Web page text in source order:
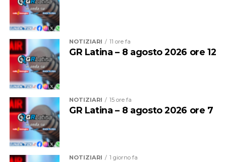
Tra le aree interessate anche Rio Martino, “sul quale
saranno realizzati interventi finalizzati alla salvaguardia
dell’arenile e al miglioramento della resilienza del
sistema costiero”.
NOTIZIARI 11 ore fa
GR Latina – 8 agosto 2026 ore 12
NOTIZIARI 15 ore fa
GR Latina – 8 agosto 2026 ore 7
NOTIZIARI 1 giorno fa